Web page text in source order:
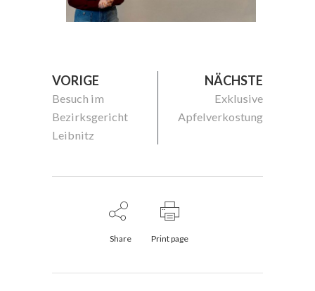
VORIGE
Besuch im
Bezirksgericht
Leibnitz
NÄCHSTE
Exklusive
Apfelverkostung
Share Print page